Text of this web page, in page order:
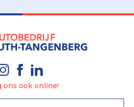
ons ook online!